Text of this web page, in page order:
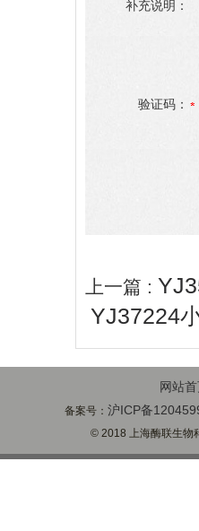
补充说明：
验证码：
上一篇 :
YJ37224
网站
备案号：沪ICP备
© 2018 上海酶联生物